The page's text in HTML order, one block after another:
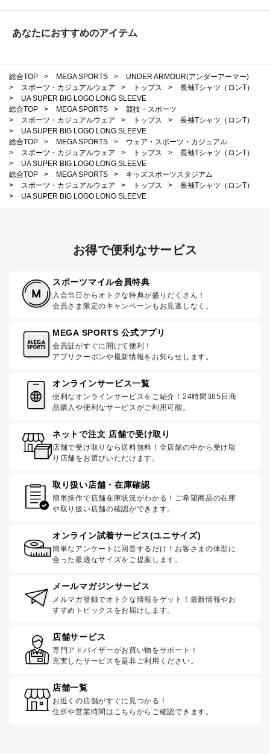
あなたにおすすめのアイテム
総合TOP > MEGA SPORTS >
UNDER ARMOUR(アンダーアーマー)
>
スポーツ・カジュアルウェア > トップス >
長袖Tシャツ（ロンT）
>
UA SUPER BIG LOGO LONG SLEEVE
総合TOP
> MEGA SPORTS >
競技・スポーツ
>
スポーツ・カジュアルウェア > トップス >
長袖Tシャツ（ロンT）
>
UA SUPER BIG LOGO LONG SLEEVE
総合TOP
> MEGA SPORTS >
ウェア・スポーツ・カジュアル
>
スポーツ・カジュアルウェア > トップス >
長袖Tシャツ（ロンT）
>
UA SUPER BIG LOGO LONG SLEEVE
総合TOP
> MEGA SPORTS >
キッズスポーツスタジアム
>
スポーツ・カジュアルウェア > トップス >
長袖Tシャツ（ロンT）
>
UA SUPER BIG LOGO LONG SLEEVE
お得で便利なサービス
スポーツマイル会員特典
入会当日からオトクな特典が盛りだくさん！
会員さま限定のキャンペーンもお見逃しなく。
MEGA SPORTS 公式アプリ
会員証がすぐに開けて便利！
アプリクーポンや最新情報をお知らせします。
オンラインサービス一覧
便利なオンラインサービスをご紹介！24時間365日商
品購入や便利なサービスがご利用可能。
ネットで注文 店舗で受け取り
店舗で受け取りなら送料無料！全店舗の中から受け取
り店舗をお選びいただけます。
取り扱い店舗・在庫確認
簡単操作で店舗在庫状況がわかる！ご希望商品の在庫
や取り扱い店舗の確認ができます。
オンライン試着サービス(ユニサイズ)
簡単なアンケートに回答するだけ！お客さまの体型に
合った最適なサイズをご提案します。
メールマガジンサービス
メルマガ登録でオトクな情報をゲット！最新情報やお
すすめトピックスをお届けします。
店舗サービス
専門アドバイザーがお買い物をサポート！
充実したサービスを是非ご利用ください。
店舗一覧
お近くの店舗がすぐに見つかる！
住所や営業時間はこちらからご確認できます。